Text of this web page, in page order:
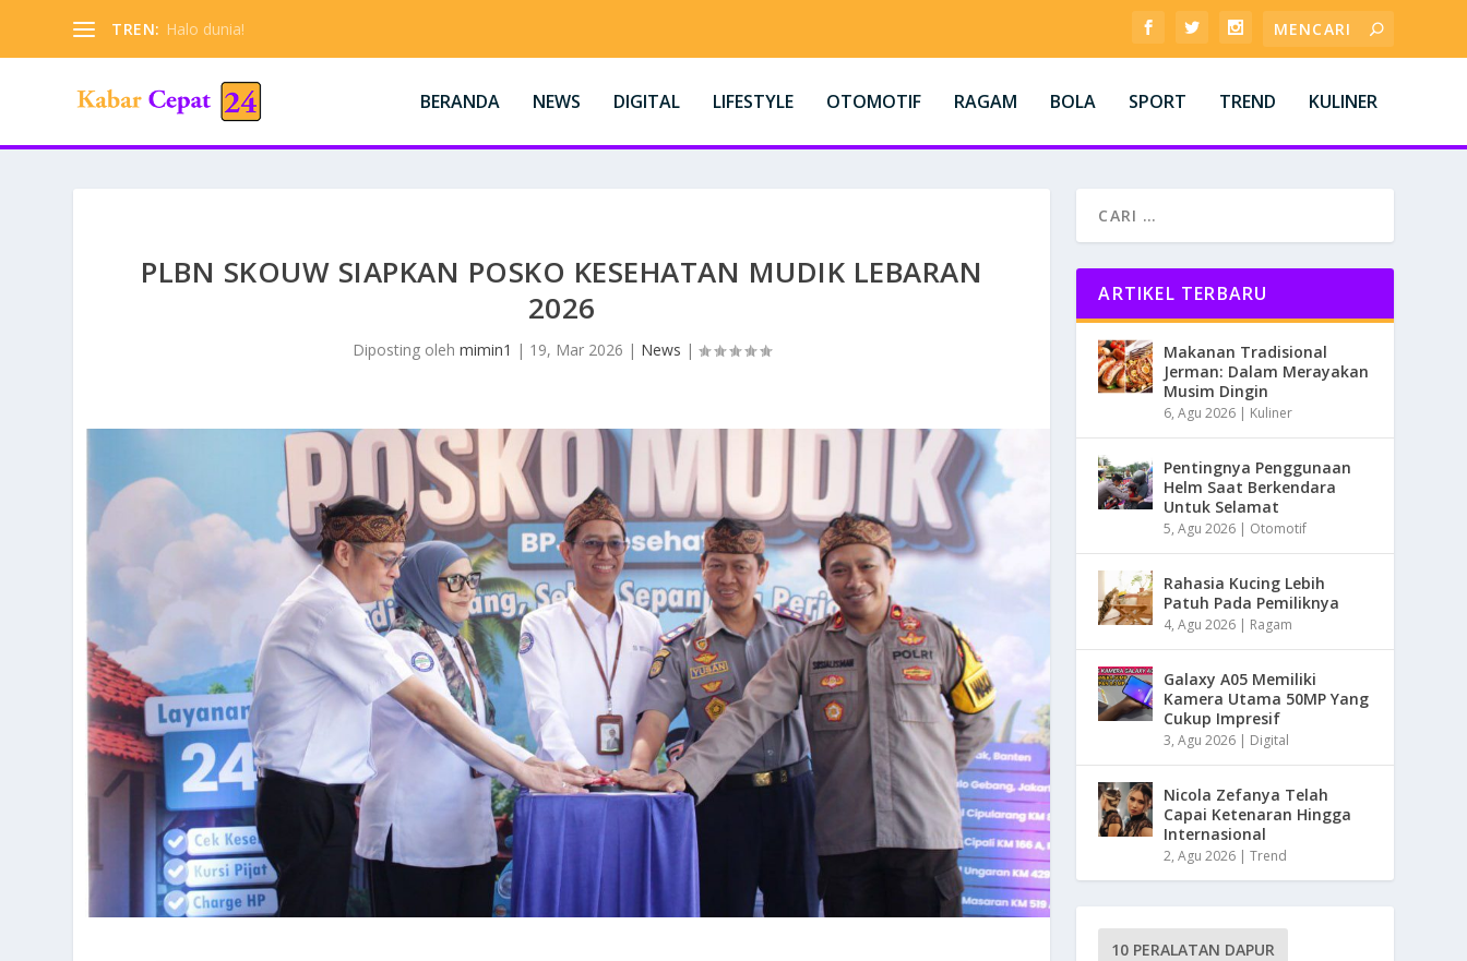
TREN: Halo dunia!
BERANDA NEWS DIGITAL LIFESTYLE OTOMOTIF RAGAM BOLA SPORT TREND KULINER
PLBN SKOUW SIAPKAN POSKO KESEHATAN MUDIK LEBARAN
2026
Diposting olehmimin1 | 19, Mar 2026 | News |
ARTIKEL TERBARU
Makanan Tradisional
Jerman: Dalam Merayakan
Musim Dingin
6, Agu 2026 | Kuliner
Pentingnya Penggunaan
Helm Saat Berkendara
Untuk Selamat
5, Agu 2026 | Otomotif
Rahasia Kucing Lebih
Patuh Pada Pemiliknya
4, Agu 2026 | Ragam
Galaxy A05 Memiliki
Kamera Utama 50MP Yang
Cukup Impresif
3, Agu 2026 | Digital
Nicola Zefanya Telah
Capai Ketenaran Hingga
Internasional
2, Agu 2026 |Trend
10 PERALATAN DAPUR